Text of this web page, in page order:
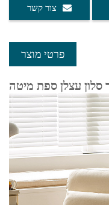
צור קשר
פרטי מוצר